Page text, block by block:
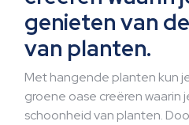
genieten van
van planten.
Met hangende planten kun
groene oase creëren waarin
schoonheid van planten.